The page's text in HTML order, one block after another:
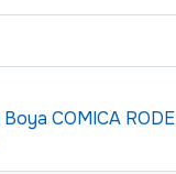
Boya COMICA RODE